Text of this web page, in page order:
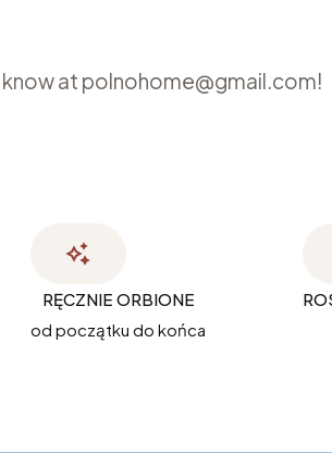
at polnohome@gmail.com!
RĘCZNIE ORBIONE
od początku do końca